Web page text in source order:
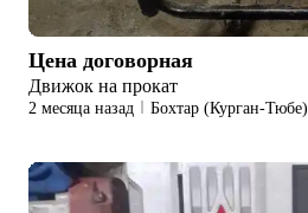
Цена договорная
Движок на прокат
2 месяца назад Бохтар (Курган-Тюбе)